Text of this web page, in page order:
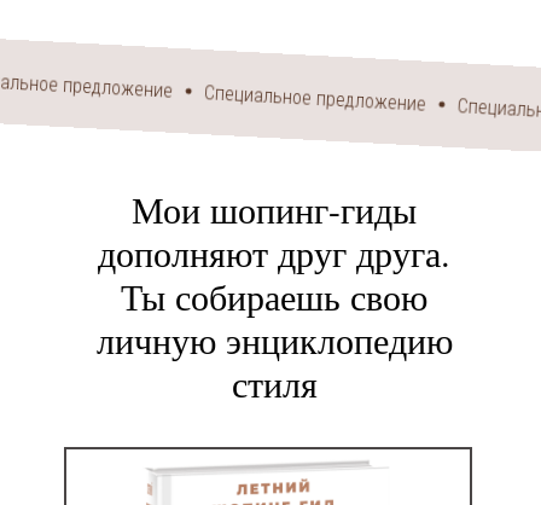
Специальное предложение Специальное
Мои шопинг-гиды
дополняют друг друга.
Ты собираешь свою
личную энциклопедию
стиля